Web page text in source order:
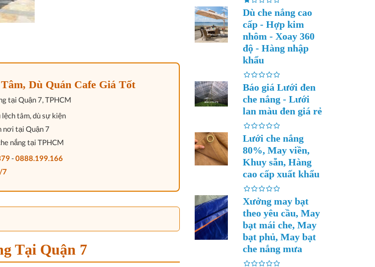
Dù Quán Cafe Giá Tốt
tại Quận 7, TPHCM
lệch tâm, dù sự kiện
nơi tại Quận 7
nắng tại TPHCM
-0888.199.166
7
Tại Quận 7
Dù che nắng cao
cấp - Hợp kim
nhôm - Xoay 360
độ - Hàng nhập
khẩu
Báo giá Lưới đen
che nắng - Lưới
lan màu đen giá rẻ
Lưới che nắng
80%, May viền,
Khuy sẵn, Hàng
cao cấp xuất khẩu
Xưởng may bạt
theo yêu cầu, May
bạt mái che, May
bạt phủ, May bạt
che nắng mưa